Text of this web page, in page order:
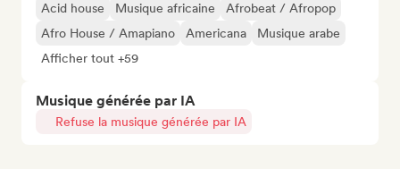
Acid house Musique africaine
Afrobeat / Afropop
Afro House / Amapiano
Americana
Musique arabe
Afficher tout +59
Musique générée par IA
Refuse la musique générée par IA